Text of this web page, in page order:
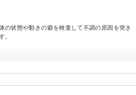
の状態や動きの癖を検査して不調の原因を突き
。